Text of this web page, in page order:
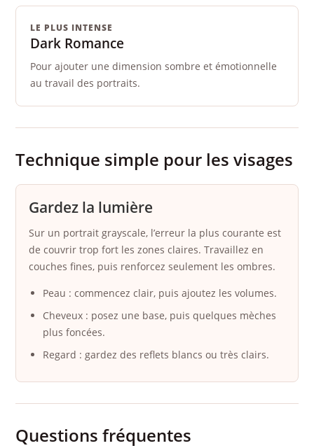
LE PLUS INTENSE
Dark Romance
Pour ajouter une dimension sombre et émotionnelle
au travail des portraits.
Technique simple pour les visages
Gardez la lumière
Sur un portrait grayscale, l’erreur la plus courante est
de couvrir trop fort les zones claires. Travaillez en
couches fines, puis renforcez seulement les ombres.
Peau : commencez clair, puis ajoutez les volumes.
Cheveux : posez une base, puis quelques mèches
plus foncées.
Regard : gardez des reflets blancs ou très clairs.
Questions fréquentes